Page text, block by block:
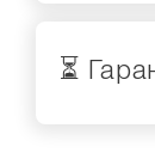
⏳